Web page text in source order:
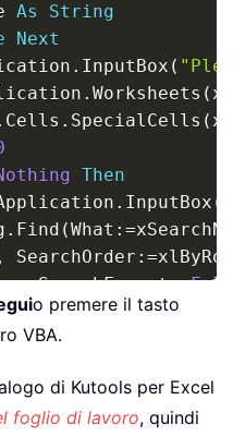
As
String
Next
. InputBox (
. Worksheets (
Cells . SpecialCells (
Then
. InputBox (
. Find (What : =
, SearchOrder : =
, SearchFormat:=
Is Nothing
.
.
Address
o premere il tasto
VBA.
di Kutools per Excel
foglio di lavoro, quindi